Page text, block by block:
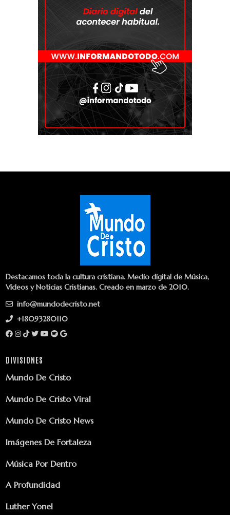
Destacamos toda la cultura cristiana. Medio digital de Música,
Vídeos y Noticias Cristianas. Creado en marzo de 2010.
info@mundodecristo.net
+18093280110
DIVISIONES
Mundo De Cristo
Mundo De Cristo Viral
Mundo De Cristo News
Imágenes De Fortaleza
Música Por Dentro
A Profundidad
Luther Yonel